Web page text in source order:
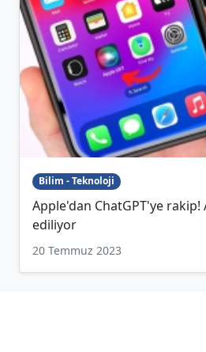
Bilim - Teknoloji
Apple'dan ChatGPT'ye rakip!
ediliyor
20 Temmuz 2023